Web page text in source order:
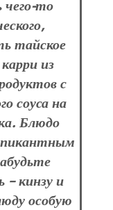
чего-то
тайское
из
с
соуса на
Блюдо
– кинзу и
особую